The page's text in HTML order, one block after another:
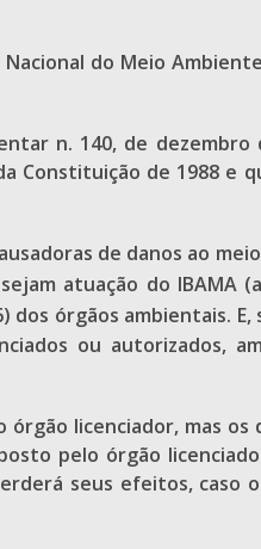
do Meio
n. 140, de
de 1988 e
de danos ao
atuação do IBAMA
órgãos ambientais.
ou autorizados,
licenciador, mas
pelo órgão
seus efeitos, caso